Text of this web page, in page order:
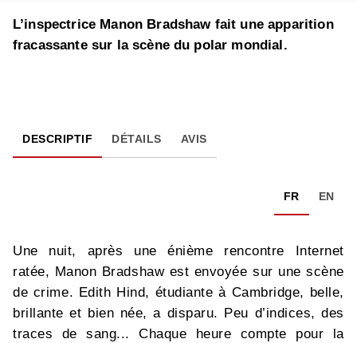
L’inspectrice Manon Bradshaw fait une apparition
fracassante sur la scène du polar mondial.
DESCRIPTIF DÉTAILS AVIS
FR EN
Une nuit, après une énième rencontre Internet
ratée, Manon Bradshaw est envoyée sur une scène
de crime. Edith Hind, étudiante à Cambridge, belle,
brillante et bien née, a disparu. Peu d’indices, des
traces de sang... Chaque heure compte pour la